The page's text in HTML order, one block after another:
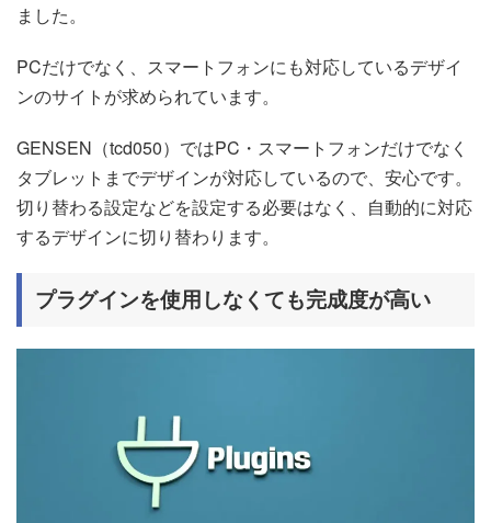
ました。
PCだけでなく、スマートフォンにも対応しているデザイ
ンのサイトが求められています。
GENSEN（tcd050）ではPC・スマートフォンだけでなく
タブレットまでデザインが対応しているので、安心です。
切り替わる設定などを設定する必要はなく、自動的に対応
するデザインに切り替わります。
プラグインを使用しなくても完成度が高い